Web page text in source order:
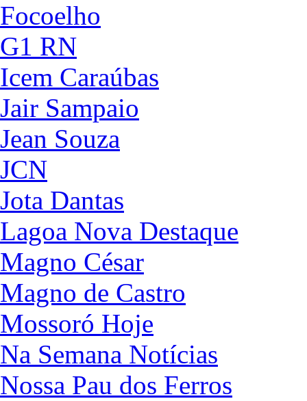
Focoelho
G1 RN
Icem Caraúbas
Jair Sampaio
Jean Souza
JCN
Jota Dantas
Lagoa Nova Destaque
Magno César
Magno de Castro
Mossoró Hoje
Na Semana Notícias
Nossa Pau dos Ferros